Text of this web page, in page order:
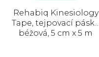
Rehabiq Kinesiology
Tape, tejpovací páska
béžová, 5 cm x 5 m